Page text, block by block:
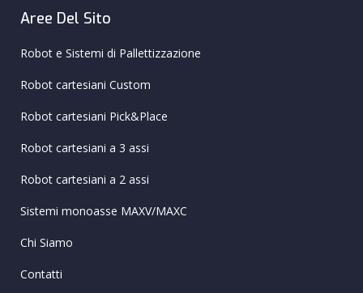
Aree Del Sito
Robot e Sistemi di Pallettizzazione
Robot cartesiani Custom
Robot cartesiani Pick&Place
Robot cartesiani a 3 assi
Robot cartesiani a 2 assi
Sistemi monoasse MAXV/MAXC
Chi Siamo
Contatti